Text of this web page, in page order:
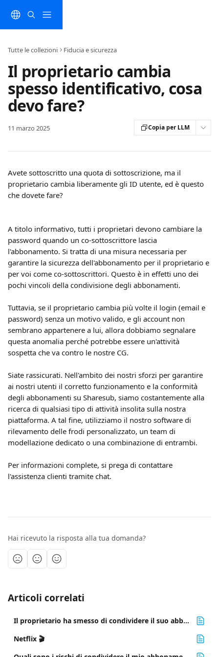
Tutte le collezioni Fiducia e sicurezza
Il proprietario cambia
spesso identificativo, cosa
devo fare?
11 marzo 2025 Copia per LLM
Avete sottoscritto una quota di sottoscrizione, ma il
proprietario cambia liberamente gli ID utente, ed è questo
che dovete fare?
A titolo informativo, tutti i proprietari devono cambiare la
password quando un co-sottoscrittore lascia
l'abbonamento. Si tratta di una misura necessaria per
garantire la sicurezza dell'abbonamento per il proprietario e
per voi come co-sottoscrittori. Questo è in effetti uno dei
pochi vincoli della condivisione degli abbonamenti.
Tuttavia, se il proprietario cambia più volte il login (email e
password) senza un motivo valido, e gli account non
sembrano appartenere a lui, allora dobbiamo segnalare
questa anomalia perché potrebbe essere un'attività
sospetta che va contro le nostre CG.
Siate rassicurati. Nell'ambito dei nostri sforzi per garantire
ai nostri utenti il corretto funzionamento e la conformità
degli abbonamenti su Sharesub, siamo costantemente alla
ricerca di qualsiasi tipo di attività insolita sulla nostra
piattaforma. A tal fine, utilizziamo il nostro software di
rilevamento delle frodi personalizzato, un team di
modellazione dedicato o una combinazione di entrambi.
Per informazioni complete, si prega di contattare
l'assistenza clienti tramite chat.
Hai ricevuto la risposta alla tua domanda?
Articoli correlati
Il proprietario ha smesso di condividere il suo abbonamento su Sharesub. Cosa si dovrebbe fare?
Netflix 🎬